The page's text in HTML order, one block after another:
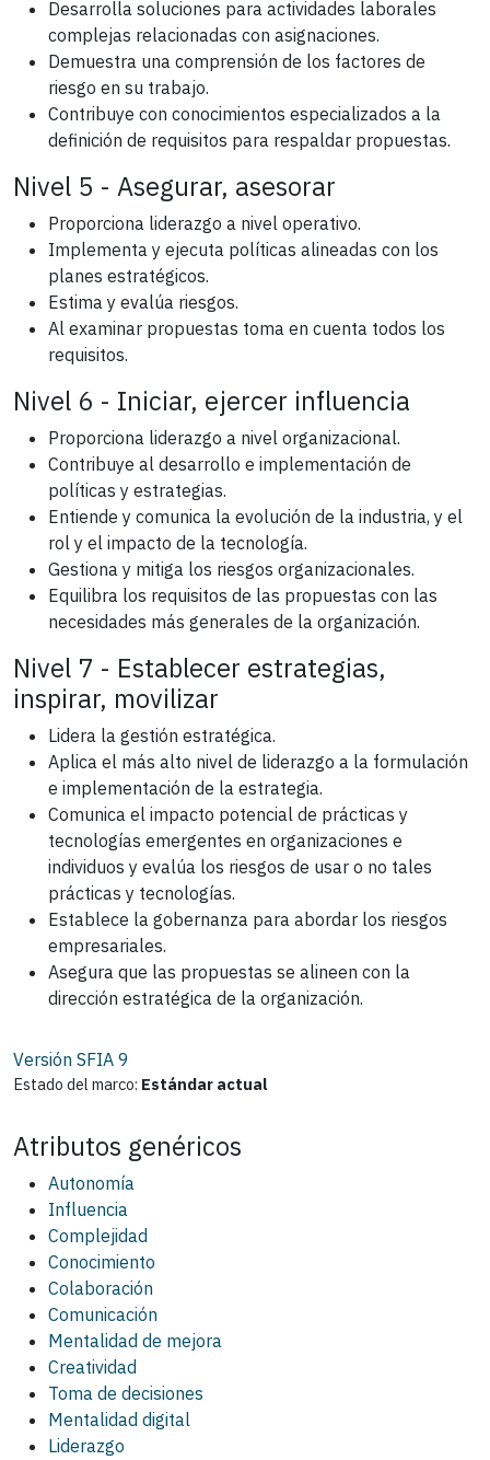
Desarrolla soluciones para actividades laborales
complejas relacionadas con asignaciones.
Demuestra una comprensión de los factores de
riesgo en su trabajo.
Contribuye con conocimientos especializados a la
definición de requisitos para respaldar propuestas.
Nivel 5 - Asegurar, asesorar
Proporciona liderazgo a nivel operativo.
Implementa y ejecuta políticas alineadas con los
planes estratégicos.
Estima y evalúa riesgos.
Al examinar propuestas toma en cuenta todos los
requisitos.
Nivel 6 - Iniciar, ejercer influencia
Proporciona liderazgo a nivel organizacional.
Contribuye al desarrollo e implementación de
políticas y estrategias.
Entiende y comunica la evolución de la industria, y el
rol y el impacto de la tecnología.
Gestiona y mitiga los riesgos organizacionales.
Equilibra los requisitos de las propuestas con las
necesidades más generales de la organización.
Nivel 7 - Establecer estrategias,
inspirar, movilizar
Lidera la gestión estratégica.
Aplica el más alto nivel de liderazgo a la formulación
e implementación de la estrategia.
Comunica el impacto potencial de prácticas y
tecnologías emergentes en organizaciones e
individuos y evalúa los riesgos de usar o no tales
prácticas y tecnologías.
Establece la gobernanza para abordar los riesgos
empresariales.
Asegura que las propuestas se alineen con la
dirección estratégica de la organización.
Versión SFIA 9
Estado del marco: Estándar actual
Atributos genéricos
Autonomía
Influencia
Complejidad
Conocimiento
Colaboración
Comunicación
Mentalidad de mejora
Creatividad
Toma de decisiones
Mentalidad digital
Liderazgo